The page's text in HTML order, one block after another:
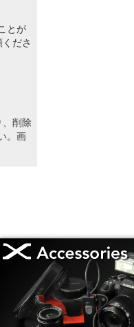
とが
ださ
削除
。画